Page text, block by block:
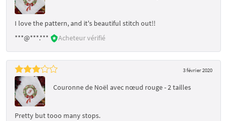
I love the pattern, and it's beautiful stitch out!!
***@***.***
Acheteur vérifié
3 février 2020
Couronne de Noël avec nœud rouge - 2 tailles
Pretty but tooo many stops.